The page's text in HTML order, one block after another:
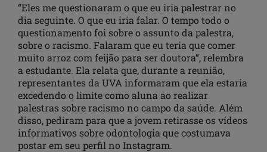
“Eles me questionaram o que eu iria palestrar no
dia seguinte. O que eu iria falar. O tempo todo o
questionamento foi sobre o assunto da palestra,
sobre o racismo. Falaram que eu teria que comer
muito arroz com feijão para ser doutora”, relembra
a estudante. Ela relata que, durante a reunião,
representantes da UVA informaram que ela estaria
excedendo o limite como aluna ao realizar
palestras sobre racismo no campo da saúde. Além
disso, pediram para que a jovem retirasse os vídeos
informativos sobre odontologia que costumava
postar em seu perfil no Instagram.